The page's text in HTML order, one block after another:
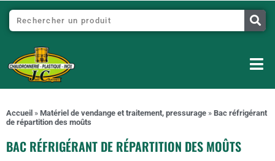
Accueil » Matériel de vendange et traitement, pressurage » Bac réfrigérant
de répartition des moûts
BAC RÉFRIGÉRANT DE RÉPARTITION DES MOÛTS